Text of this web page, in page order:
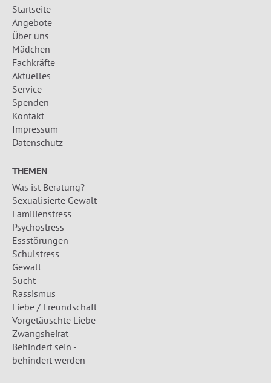
Startseite
Angebote
Über uns
Mädchen
Fachkräfte
Aktuelles
Service
Spenden
Kontakt
Impressum
Datenschutz
THEMEN
Was ist Beratung?
Sexualisierte Gewalt
Familienstress
Psychostress
Essstörungen
Schulstress
Gewalt
Sucht
Rassismus
Liebe / Freundschaft
Vorgetäuschte Liebe
Zwangsheirat
Behindert sein -
behindert werden